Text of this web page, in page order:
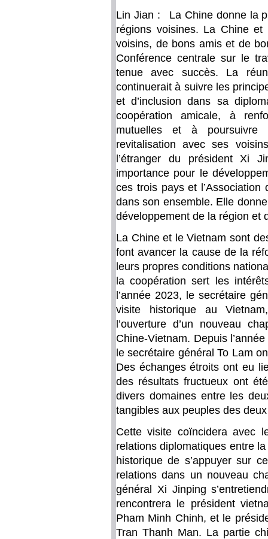
Lin Jian : La Chine donne la
régions voisines. La Chine
voisins, de bons amis et de
Conférence centrale sur le
tenue avec succès. La
continuerait à suivre les
et d’inclusion dans sa
coopération amicale, à
mutuelles et à poursuivre
revitalisation avec ses
l’étranger du président Xi
importance pour le
ces trois pays et l’Association
dans son ensemble. Elle
développement de la région et
La Chine et le Vietnam sont
font avancer la cause de la
leurs propres conditions
la coopération sert les
l’année 2023, le secrétaire
visite historique au
l’ouverture d’un nouveau
Chine-Vietnam. Depuis
le secrétaire général To Lam
Des échanges étroits ont eu
des résultats fructueux ont
divers domaines entre les
tangibles aux peuples des
Cette visite coïncidera avec
relations diplomatiques entre
historique de s’appuyer sur
relations dans un nouveau
général Xi Jinping
rencontrera le président
Pham Minh Chinh, et le
Tran Thanh Man. La partie